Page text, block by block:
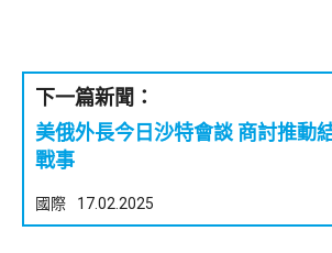
下一篇新聞：
美俄外長今日沙特會談 商討推動結束俄烏
戰事
國際 17.02.2025